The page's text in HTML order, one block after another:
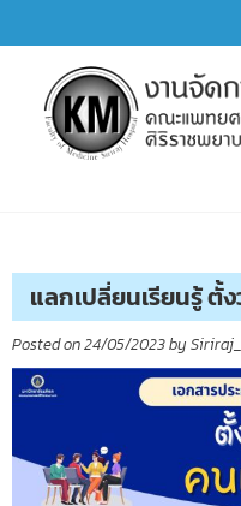
to
content
แลกเปลี่ยนเรียนรู้ ตั้ง
Posted on24/05/2023by